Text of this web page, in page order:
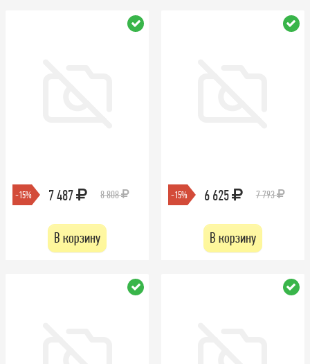
-15% 7 487 8 808
В корзину
-15% 6 625 7 793
В корзину